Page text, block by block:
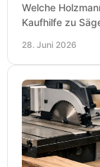
Welche
Kaufhilfe zu
28. Juni 2026